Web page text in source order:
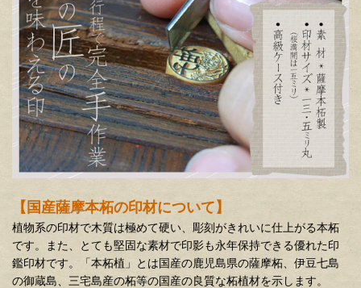
【国産薩摩本柘の印材について】
植物系の印材で木質は極めて硬い、彫刻がきれいに仕上がる本柘
です。また、とても堅固な素材で印影も永年保持できる優れた印
鑑印材です。「本柘植」とは国産の鹿児島県の薩摩柘、伊豆七島
の御蔵島、三宅島産の柘等の国産の良質な柘植材を示します。